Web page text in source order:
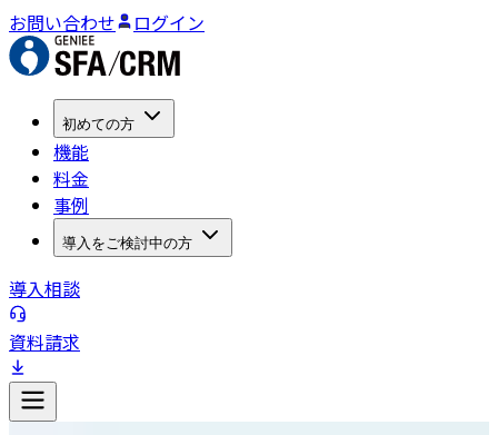
お問い合わせ ログイン
初めての方
機能
料金
事例
導入をご検討中の方
導入相談
資料請求